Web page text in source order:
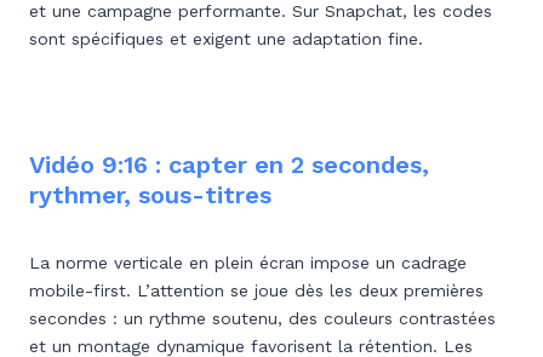
et une campagne performante. Sur Snapchat, les codes
sont spécifiques et exigent une adaptation fine.
Vidéo 9:16 : capter en 2 secondes,
rythmer, sous-titres
La norme verticale en plein écran impose un cadrage
mobile-first. L’attention se joue dès les deux premières
secondes : un rythme soutenu, des couleurs contrastées
et un montage dynamique favorisent la rétention. Les